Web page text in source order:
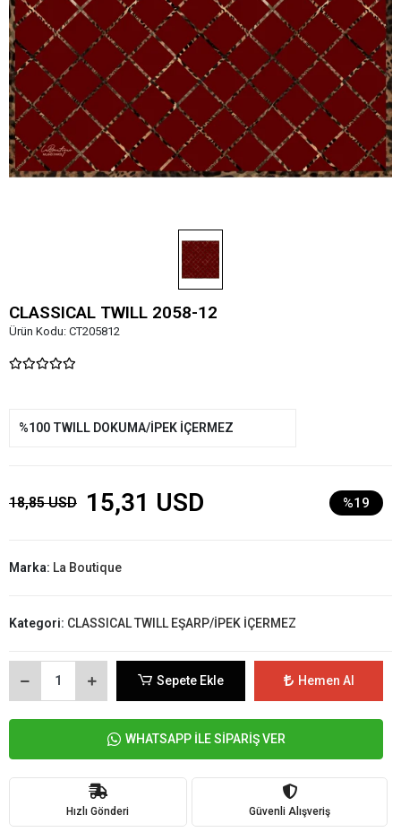
CLASSICAL TWILL 2058-12
Ürün Kodu: CT205812
%100 TWILL DOKUMA/İPEK İÇERMEZ
18,85 USD 15,31 USD %19
Marka: La Boutique
Kategori: CLASSICAL TWILL EŞARP/İPEK İÇERMEZ
Sepete Ekle Hemen Al
WHATSAPP İLE SİPARİŞ VER
Hızlı Gönderi Güvenli Alışveriş